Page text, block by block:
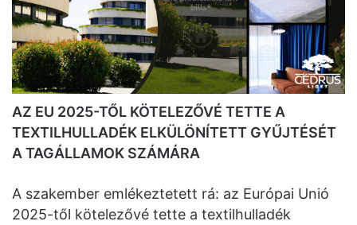
AZ EU 2025-TŐL KÖTELEZŐVÉ TETTE A
TEXTILHULLADÉK ELKÜLÖNÍTETT GYŰJTÉSÉT
A TAGÁLLAMOK SZÁMÁRA
A szakember emlékeztetett rá: az Európai Unió
2025-től kötelezővé tette a textilhulladék